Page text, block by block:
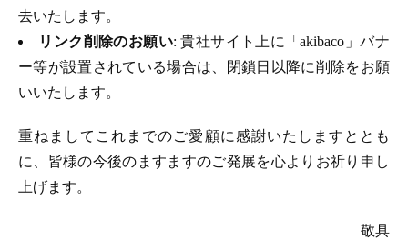
去いたします。
リンク削除のお願い: 貴社サイト上に「akibaco」バナ
ー等が設置されている場合は、閉鎖日以降に削除をお願
いいたします。
重ねましてこれまでのご愛顧に感謝いたしますととも
に、皆様の今後のますますのご発展を心よりお祈り申し
上げます。
敬具